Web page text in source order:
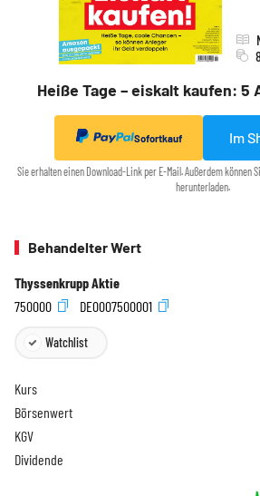
Heiße Tage – eiskalt kaufen: 5
Sofortkauf Im
Sie erhalten einen Download-Link per E-Mail. Außerdem können
herunterladen.
Behandelter Wert
Thyssenkrupp Aktie
750000
DE0007500001
Watchlist
Kurs
Börsenwert
KGV
Dividende